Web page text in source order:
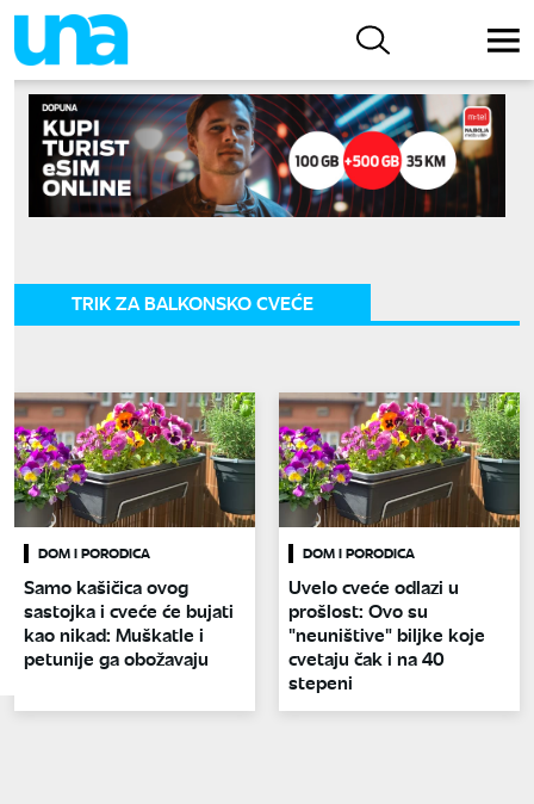
TRIK ZA BALKONSKO CVEĆE
DOM I PORODICA
Samo kašičica ovog
sastojka i cveće će bujati
kao nikad: Muškatle i
petunije ga obožavaju
DOM I PORODICA
Uvelo cveće odlazi u
prošlost: Ovo su
"neuništive" biljke koje
cvetaju čak i na 40
stepeni